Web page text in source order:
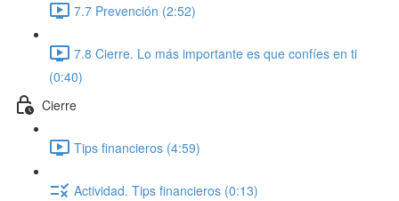
7.7 Prevención (2:52)
7.8 Cierre. Lo más importante es que confíes en ti
(0:40)
Cierre
Tips financieros (4:59)
Actividad. Tips financieros (0:13)